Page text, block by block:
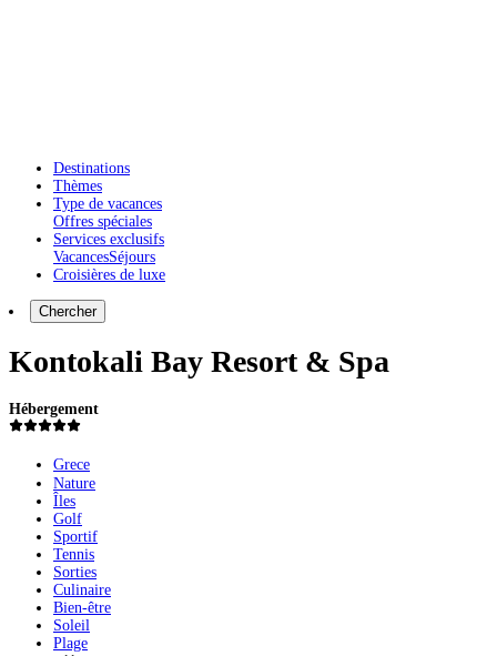
Destinations
Thèmes
Type de vacances
Offres spéciales
Services exclusifs
VacancesSéjours
Croisières de luxe
Chercher
Kontokali Bay Resort & Spa
Hébergement
Grece
Nature
Îles
Golf
Sportif
Tennis
Sorties
Culinaire
Bien-être
Soleil
Plage